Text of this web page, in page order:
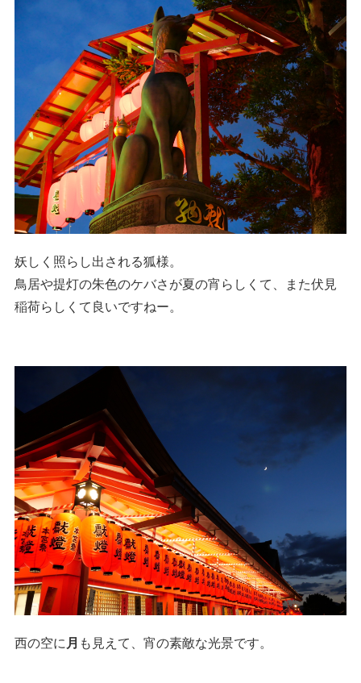
妖しく照らし出される狐様。
鳥居や提灯の朱色のケバさが夏の宵らしくて、また伏見
稲荷らしくて良いですねー。
西の空に 月 も見えて、宵の素敵な光景です。